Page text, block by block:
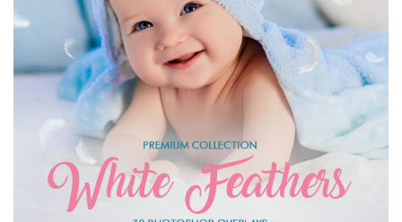
Large 6000*4000px
Free download